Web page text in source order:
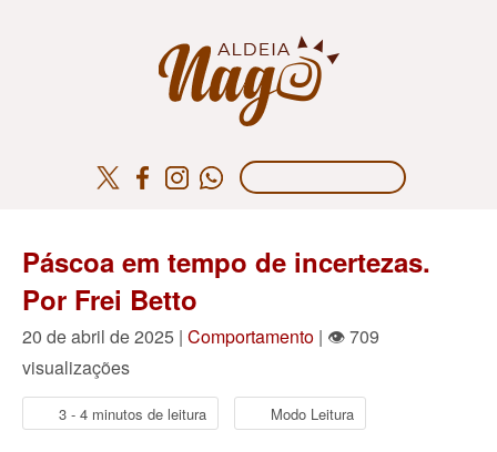
Páscoa em tempo de incertezas.
Por Frei Betto
20 de abril de 2025 | Comportamento | 👁 709
visualizações
3 - 4 minutos de leitura Modo Leitura